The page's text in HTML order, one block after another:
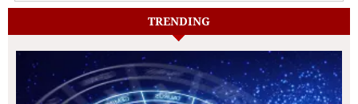
TRENDING